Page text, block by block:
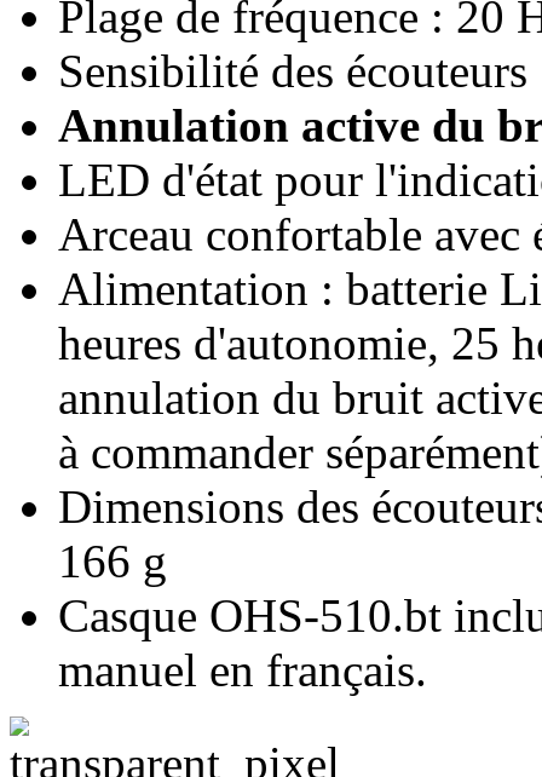
Plage de fréquence : 20
Sensibilité des
Annulation active du
LED d'état pour
Arceau confortable avec
Alimentation : batterie
heures d'autonomie, 25
annulation du bruit
à commander
Dimensions des
166 g
Casque OHS-510.bt
manuel en français.